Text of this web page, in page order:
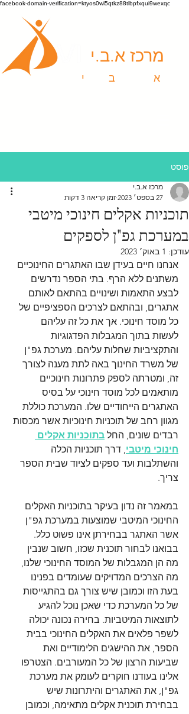
facebook-domain-verification=ktyos0wi5qtkz88tlbpfxqui9wexqc
מרכז א.ב.י
א ב י
פוסט
תוכניות אקלים חינוכי מיטבי
במערכת גפ"ן לספקים
מרכז א.ב.י
27 בספט׳ 2023
זמן קריאה 3 דקות
עודכן: 1 באוק׳ 2023
אנחנו חיים בעידן שבו האתגרים החינוכיים
משתנים ללא הרף. בתי הספר נדרשים
לבצע התאמות ושינויים בהתאם לאותם
אתגרים, ובהתאם לצרכים הספציפיים של
כל מוסד חינוכי. אך את כל זה עליהם
לעשות בתוך המגבלות הפדגוגיות
והתקציביות שחלות עליהם. מערכת גפ"ן
של משרד החינוך באה לתת מענה לצורך
זה, ומטרתה לספק פתרונות חינוכיים
מותאמים לכל מוסד חינוכי על בסיס
האתגרים הייחודיים שלו. המערכת כוללת
מגוון רחב של תוכניות חינוכיות אשר מכסות
רבדים שונים, החל בתוכניות אקלים
חינוכי מיטבי, דרך תוכניות הכלה
והשתלבות ועד ספקים לציוד שבית הספר
צריך.
במאמר זה נדון בעיקר בתוכניות האקלים
החינוכי המיטבי שמוצעות במערכת גפ"ן
אשר האתגר בבחירתן אינו פשוט כלל.
בבואנו לבחור תוכנית שכזו, חשוב שנבין
מה הן המגבלות של המוסד החינוכי שלנו,
מה הצרכים המדויקים שעומדים בפנינו
בעת הזו וכמובן שיש צורך גם בהתגייסות
של כל המערכת כדי שאכן נוכל להגיע
לתוצאות המיטביות. בחירה נכונה יכולה
לשפר פלאים את האקלים החינוכי בבית
הספר, את ההישגים הלימודיים ואת
שביעות הרצון של כל המעורבים. הצטרפו
אלינו בעודנו חוקרים לעומק את מערכת
גפ"ן, את האתגרים והיתרונות שיש
בבחירת תוכנית אקלים מתאימה, וכמובן